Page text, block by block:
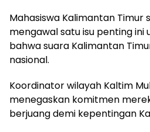
Mahasiswa Kalimantan Timur
mengawal satu isu penting
bahwa suara Kalimantan
nasional.
Koordinator wilayah Kaltim
menegaskan komitmen
berjuang demi kepentingan